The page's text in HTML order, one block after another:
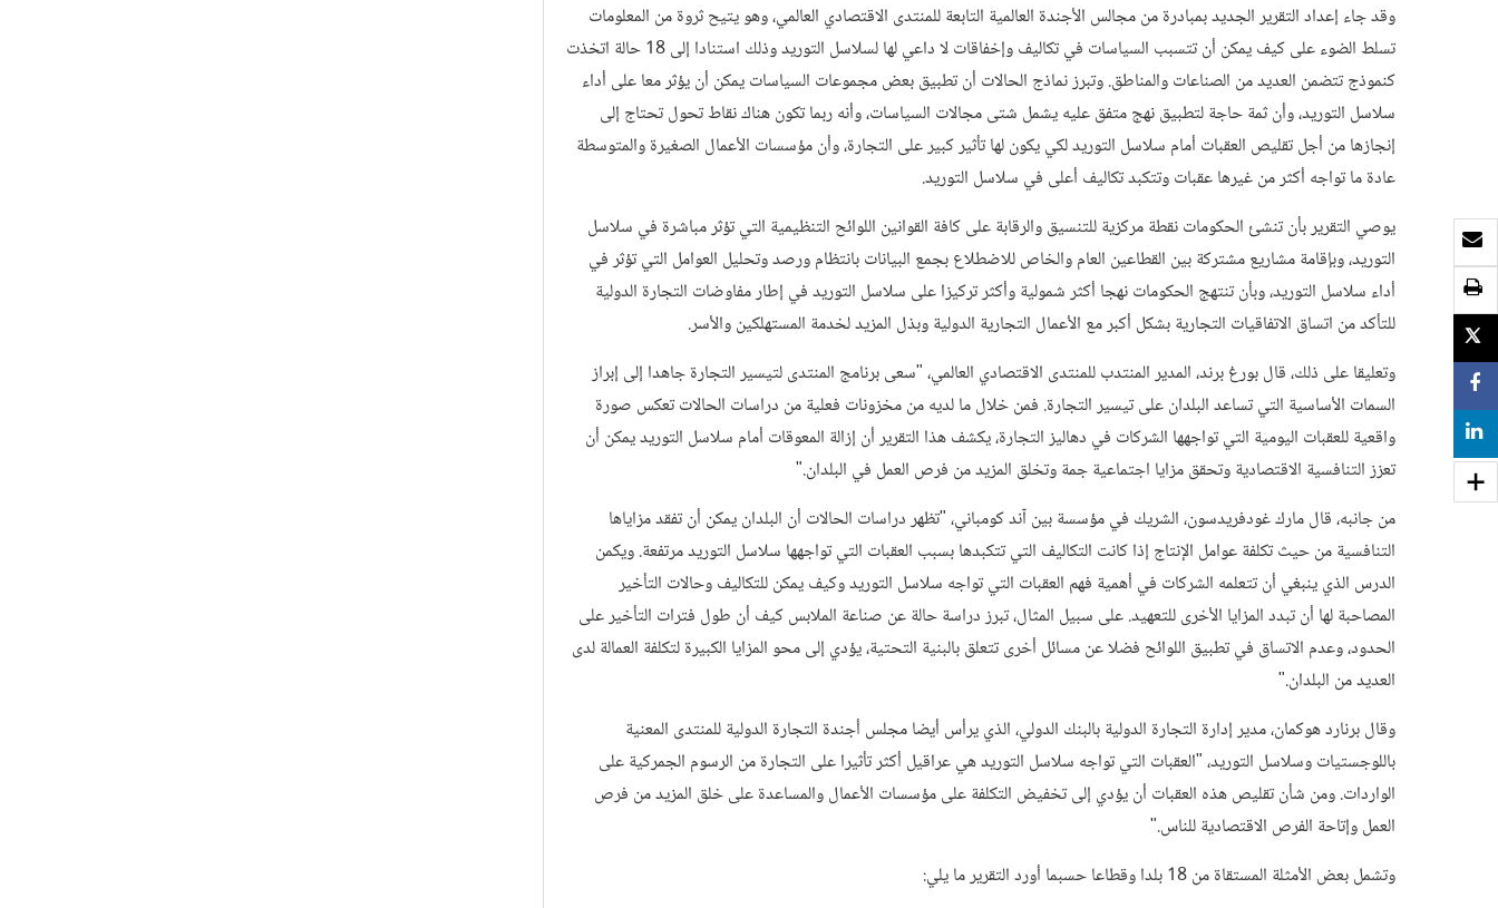
وقد جاء إعداد التقرير الجديد بمبادرة من مجالس الأجندة العالمية التابعة للمنتدى الاقتصادي العالمي، وهو يتيح ثروة من المعلومات
تسلط الضوء على كيف يمكن أن تتسبب السياسات في تكاليف وإخفاقات لا داعي لها لسلاسل التوريد وذلك استنادا إلى 18 حالة اتخذت
كنموذج تتضمن العديد من الصناعات والمناطق. وتبرز نماذج الحالات أن تطبيق بعض مجموعات السياسات يمكن أن يؤثر معا على أداء
سلاسل التوريد، وأن ثمة حاجة لتطبيق نهج متفق عليه يشمل شتى مجالات السياسات، وأنه ربما تكون هناك نقاط تحول تحتاج إلى
إنجازها من أجل تقليص العقبات أمام سلاسل التوريد لكي يكون لها تأثير كبير على التجارة، وأن مؤسسات الأعمال الصغيرة والمتوسطة
عادة ما تواجه أكثر من غيرها عقبات وتتكبد تكاليف أعلى في سلاسل التوريد.
يوصي التقرير بأن تنشئ الحكومات نقطة مركزية للتنسيق والرقابة على كافة القوانين اللوائح التنظيمية التي تؤثر مباشرة في سلاسل
التوريد، وبإقامة مشاريع مشتركة بين القطاعين العام والخاص للاضطلاع بجمع البيانات بانتظام ورصد وتحليل العوامل التي تؤثر في
أداء سلاسل التوريد، وبأن تنتهج الحكومات نهجا أكثر شمولية وأكثر تركيزا على سلاسل التوريد في إطار مفاوضات التجارة الدولية
للتأكد من اتساق الاتفاقيات التجارية بشكل أكبر مع الأعمال التجارية الدولية وبذل المزيد لخدمة المستهلكين والأسر.
وتعليقا على ذلك، قال بورغ برند، المدير المنتدب للمنتدى الاقتصادي العالمي، "سعى برنامج المنتدى لتيسير التجارة جاهدا إلى إبراز
السمات الأساسية التي تساعد البلدان على تيسير التجارة. فمن خلال ما لديه من مخزونات فعلية من دراسات الحالات تعكس صورة
واقعية للعقبات اليومية التي تواجهها الشركات في دهاليز التجارة، يكشف هذا التقرير أن إزالة المعوقات أمام سلاسل التوريد يمكن أن
تعزز التنافسية الاقتصادية وتحقق مزايا اجتماعية جمة وتخلق المزيد من فرص العمل في البلدان."
من جانبه، قال مارك غودفريدسون، الشريك في مؤسسة بين آند كومباني، "تظهر دراسات الحالات أن البلدان يمكن أن تفقد مزاياها
التنافسية من حيث تكلفة عوامل الإنتاج إذا كانت التكاليف التي تتكبدها بسبب العقبات التي تواجهها سلاسل التوريد مرتفعة. ويكمن
الدرس الذي ينبغي أن تتعلمه الشركات في أهمية فهم العقبات التي تواجه سلاسل التوريد وكيف يمكن للتكاليف وحالات التأخير
المصاحبة لها أن تبدد المزايا الأخرى للتعهيد. على سبيل المثال، تبرز دراسة حالة عن صناعة الملابس كيف أن طول فترات التأخير على
الحدود، وعدم الاتساق في تطبيق اللوائح فضلا عن مسائل أخرى تتعلق بالبنية التحتية، يؤدي إلى محو المزايا الكبيرة لتكلفة العمالة لدى
العديد من البلدان."
وقال برنارد هوكمان، مدير إدارة التجارة الدولية بالبنك الدولي، الذي يرأس أيضا مجلس أجندة التجارة الدولية للمنتدى المعنية
باللوجستيات وسلاسل التوريد، "العقبات التي تواجه سلاسل التوريد هي عراقيل أكثر تأثيرا على التجارة من الرسوم الجمركية على
الواردات. ومن شأن تقليص هذه العقبات أن يؤدي إلى تخفيض التكلفة على مؤسسات الأعمال والمساعدة على خلق المزيد من فرص
العمل وإتاحة الفرص الاقتصادية للناس."
وتشمل بعض الأمثلة المستقاة من 18 بلدا وقطاعا حسبما أورد التقرير ما يلي: